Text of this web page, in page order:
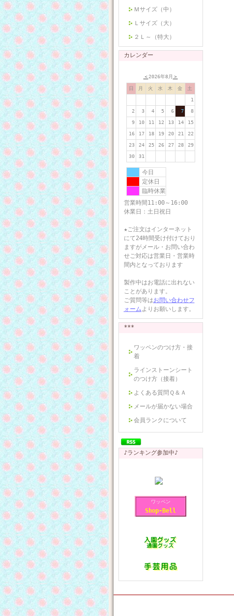
Ｍサイズ（中）
Ｌサイズ（大）
２Ｌ～（特大）
カレンダー
＜ 2026年8月 ＞
日 月 火 水 木 金 土
1
2 3 4 5 6 7 8
9 10 11 12 13 14 15
16 17 18 19 20 21 22
23 24 25 26 27 28 29
30 31
今日
定休日
臨時休業
営業時間11:00～16:00
休業日：土日祝日
★ご注文はインターネット
にて24時間受け付けており
ますがメール・お問い合わ
せご対応は営業日・営業時
間内となっております
製作中はお電話に出れない
ことがあります。
ご質問等はお問い合わせフ
ォームよりお願いします。
***
ワッペンのつけ方・接
着
ラインストーンシート
のつけ方（接着）
よくある質問Ｑ＆Ａ
メールが届かない場合
会員ランクについて
♪ランキング参加中♪
ワッペン
Shop-Bell